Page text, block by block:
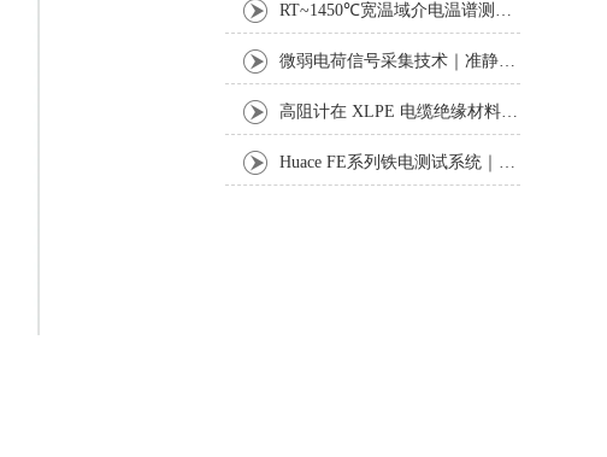
RT~1450℃宽温域介电温谱测试方案：真空气氛下功能材料电学表征
微弱电荷信号采集技术｜准静态法压电系数准确测试研究
高阻计在 XLPE 电缆绝缘材料体积与表面电阻率测试中的应用研究
Huace FE系列铁电测试系统｜功能铁电材料表征设备